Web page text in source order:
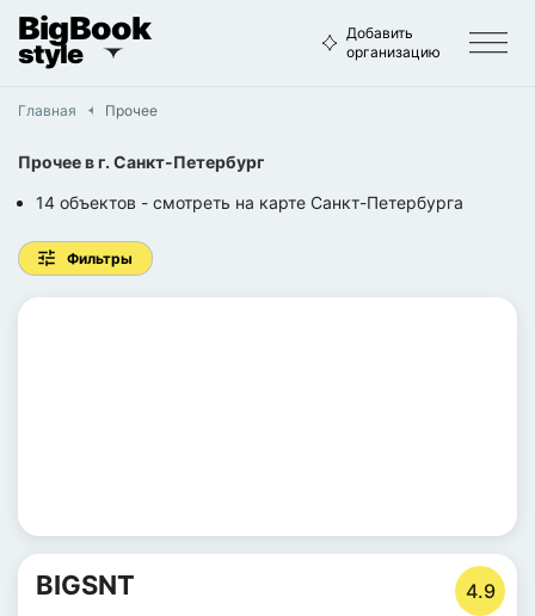
BigBook
style
Добавить
организацию
Главная Прочее
Прочеев г. Санкт-Петербург
14 объектов - смотреть на карте Санкт-Петербурга
Фильтры
BIGSNT 4.9